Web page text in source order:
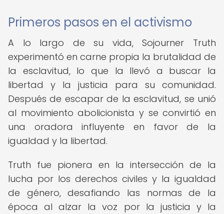
Primeros pasos en el activismo
A lo largo de su vida, Sojourner Truth
experimentó en carne propia la brutalidad de
la esclavitud, lo que la llevó a buscar la
libertad y la justicia para su comunidad.
Después de escapar de la esclavitud, se unió
al movimiento abolicionista y se convirtió en
una oradora influyente en favor de la
igualdad y la libertad.
Truth fue pionera en la intersección de la
lucha por los derechos civiles y la igualdad
de género, desafiando las normas de la
época al alzar la voz por la justicia y la